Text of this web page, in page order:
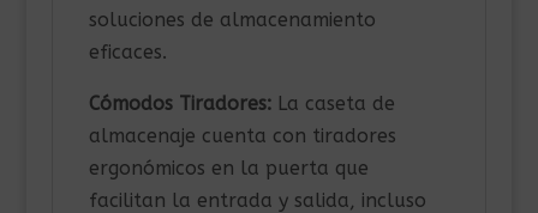
soluciones de almacenamiento
eficaces.
Cómodos Tiradores:La caseta de
almacenaje cuenta con tiradores
ergonómicos en la puerta que
facilitan la entrada y salida, incluso